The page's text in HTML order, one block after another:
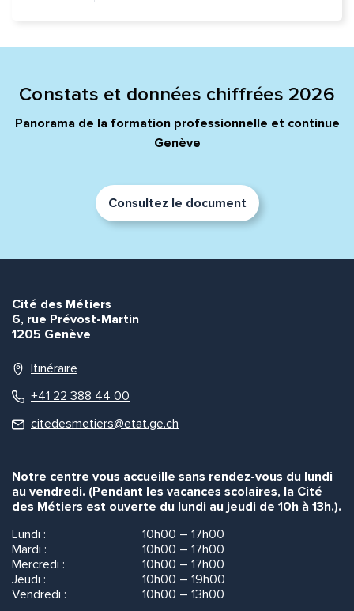
Constats et données chiffrées 2026
Panorama de la formation professionnelle et continue
Genève
Consultez le document
Cité des Métiers
6, rue Prévost-Martin
1205 Genève
Itinéraire
+41 22 388 44 00
citedesmetiers@etat.ge.ch
Notre centre vous accueille sans rendez-vous du lundi
au vendredi. (Pendant les vacances scolaires, la Cité
des Métiers est ouverte du lundi au jeudi de 10h à 13h.).
Lundi :
10h00 – 17h00
Mardi :
10h00 – 17h00
Mercredi :
10h00 – 17h00
Jeudi :
10h00 – 19h00
Vendredi :
10h00 – 13h00